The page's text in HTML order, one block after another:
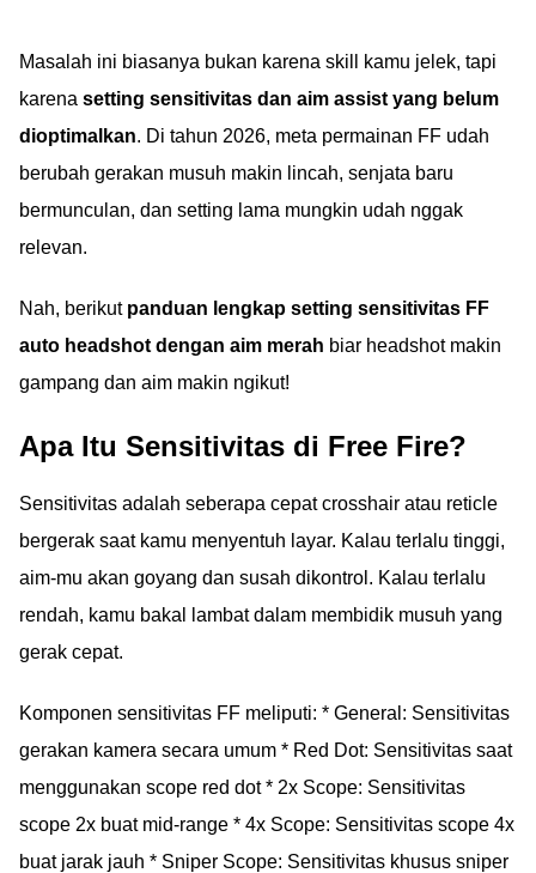
Masalah ini biasanya bukan karena skill kamu jelek, tapi
karena setting sensitivitas dan aim assist yang belum
dioptimalkan. Di tahun 2026, meta permainan FF udah
berubah gerakan musuh makin lincah, senjata baru
bermunculan, dan setting lama mungkin udah nggak
relevan.
Nah, berikut panduan lengkap setting sensitivitas FF
auto headshot dengan aim merah biar headshot makin
gampang dan aim makin ngikut!
Apa Itu Sensitivitas di Free Fire?
Sensitivitas adalah seberapa cepat crosshair atau reticle
bergerak saat kamu menyentuh layar. Kalau terlalu tinggi,
aim-mu akan goyang dan susah dikontrol. Kalau terlalu
rendah, kamu bakal lambat dalam membidik musuh yang
gerak cepat.
Komponen sensitivitas FF meliputi: * General: Sensitivitas
gerakan kamera secara umum * Red Dot: Sensitivitas saat
menggunakan scope red dot * 2x Scope: Sensitivitas
scope 2x buat mid-range * 4x Scope: Sensitivitas scope 4x
buat jarak jauh * Sniper Scope: Sensitivitas khusus sniper